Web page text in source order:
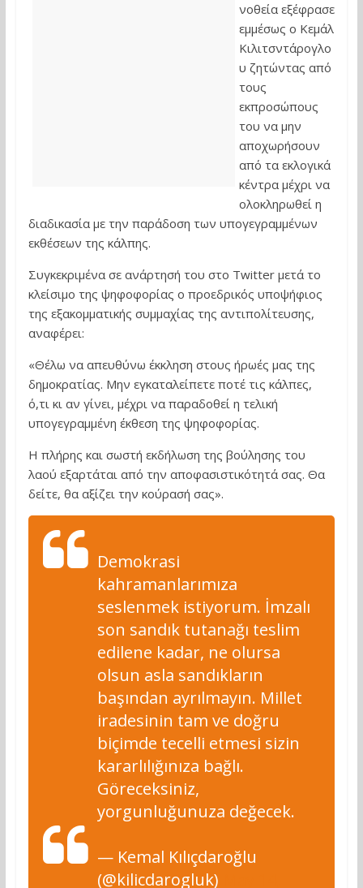
νοθεία εξέφρασε
εμμέσως ο Κεμάλ
Κιλιτσντάρογλο
υ ζητώντας από
τους
εκπροσώπους
του να μην
αποχωρήσουν
από τα εκλογικά
κέντρα μέχρι να
ολοκληρωθεί η
διαδικασία με την παράδοση των υπογεγραμμένων
εκθέσεων της κάλπης.
Συγκεκριμένα σε ανάρτησή του στο Twitter μετά το
κλείσιμο της ψηφοφορίας ο προεδρικός υποψήφιος
της εξακομματικής συμμαχίας της αντιπολίτευσης,
αναφέρει:
«Θέλω να απευθύνω έκκληση στους ήρωές μας της
δημοκρατίας. Μην εγκαταλείπετε ποτέ τις κάλπες,
ό,τι κι αν γίνει, μέχρι να παραδοθεί η τελική
υπογεγραμμένη έκθεση της ψηφοφορίας.
Η πλήρης και σωστή εκδήλωση της βούλησης του
λαού εξαρτάται από την αποφασιστικότητά σας. Θα
δείτε, θα αξίζει την κούρασή σας».
Demokrasi
kahramanlarımıza
seslenmek istiyorum. İmzalı
son sandık tutanağı teslim
edilene kadar, ne olursa
olsun asla sandıkların
başından ayrılmayın. Millet
iradesinin tam ve doğru
biçimde tecelli etmesi sizin
kararlılığınıza bağlı.
Göreceksiniz,
yorgunluğunuza değecek.
— Kemal Kılıçdaroğlu
(@kilicdarogluk)